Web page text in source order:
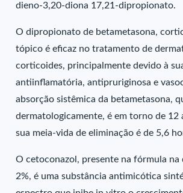
dieno-3,20-diona 17,21-dipropionato.
O dipropionato de betametasona,
tópico é eficaz no tratamento de
corticoides, principalmente devido à
antiinflamatória, antipruriginosa e
absorção sistêmica da betametasona,
dermatologicamente, é em torno de 12
sua meia-vida de eliminação é de 5,6
O cetoconazol, presente na fórmula na
2%, é uma substância antimicótica